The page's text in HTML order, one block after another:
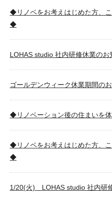
◆リノベをお考えはじめた方、
◆
LOHAS studio 社内研修休業のお
ゴールデンウィーク休業期間
◆リノベーション後の住まいを
◆リノベをお考えはじめた方、
◆
1/20(火) LOHAS studio 社内研